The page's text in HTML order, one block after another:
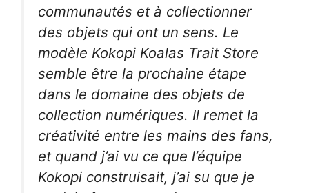
communautés et à collectionner
des objets qui ont un sens. Le
modèle Kokopi Koalas Trait Store
semble être la prochaine étape
dans le domaine des objets de
collection numériques. Il remet la
créativité entre les mains des fans,
et quand j’ai vu ce que l’équipe
Kokopi construisait, j’ai su que je